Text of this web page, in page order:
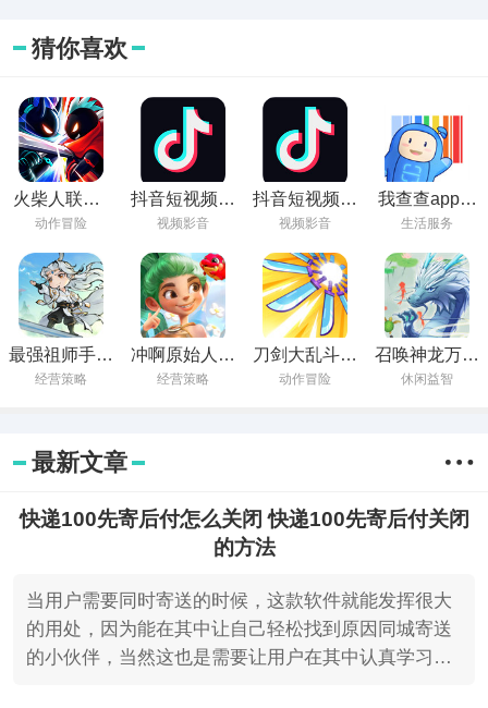
猜你喜欢
火柴人联盟2
手游下载
动作冒险
抖音短视频下
载安装免费下
视频影音
抖音短视频软
件下载安装
视频影音
我查查app下
载安装
生活服务
最强祖师手游
下载
经营策略
冲啊原始人手
游下载
经营策略
刀剑大乱斗中
文版下载
动作冒险
召唤神龙万宁
版最新版本
休闲益智
最新文章
快递100先寄后付怎么关闭 快递100先寄后付关闭
的方法
当用户需要同时寄送的时候，这款软件就能发挥很大
的用处，因为能在其中让自己轻松找到原因同城寄送
的小伙伴，当然这也是需要让用户在其中认真学习怎